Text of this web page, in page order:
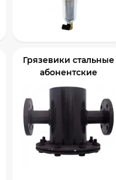
Грязевики стальные
абонентские